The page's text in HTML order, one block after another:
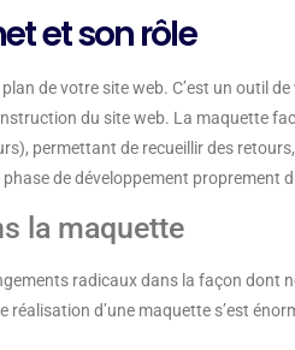
et son rôle
de votre site web. C’est un outil
du site web. La maquette
permettant de recueillir des
de développement proprement
la maquette
radicaux dans la façon dont
d’une maquette s’est